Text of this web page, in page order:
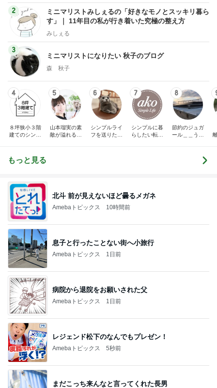
2
ミニマリストみしぇるの「好きなモノとスッキリ暮ら
す」｜ 11年目の私が行き着いた究極の整え方
みしぇる
3
ミニマリストになりたい 秋子のブログ
森 秋子
4
８坪狭小３階
建てのシンプ
5
山本瑠実の素
敵が溢れる暮
6
シンプルライ
フを送りたい
7
シンプルに暮
らしたい転勤
8
節約のジュガ
ール＿＿うち
主婦の暮らし
もっと見る
北斗 前が見えないほど曇るメガネ
Amebaトピックス 10時間前
息子と行ったことない街へ小旅行
Amebaトピックス 1日前
病院から退院をお願いされた父
Amebaトピックス 1日前
レジェンド松下のなんでもプレゼン！
Amebaトピックス 5秒前
まだこっち来んなと言ってくれた長男